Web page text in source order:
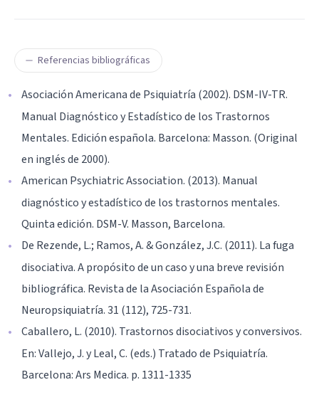
Referencias bibliográficas
Asociación Americana de Psiquiatría (2002). DSM-IV-TR.
Manual Diagnóstico y Estadístico de los Trastornos
Mentales. Edición española. Barcelona: Masson. (Original
en inglés de 2000).
American Psychiatric Association. (2013). Manual
diagnóstico y estadístico de los trastornos mentales.
Quinta edición. DSM-V. Masson, Barcelona.
De Rezende, L.; Ramos, A. & González, J.C. (2011). La fuga
disociativa. A propósito de un caso y una breve revisión
bibliográfica. Revista de la Asociación Española de
Neuropsiquiatría. 31 (112), 725-731.
Caballero, L. (2010). Trastornos disociativos y conversivos.
En: Vallejo, J. y Leal, C. (eds.) Tratado de Psiquiatría.
Barcelona: Ars Medica. p. 1311-1335